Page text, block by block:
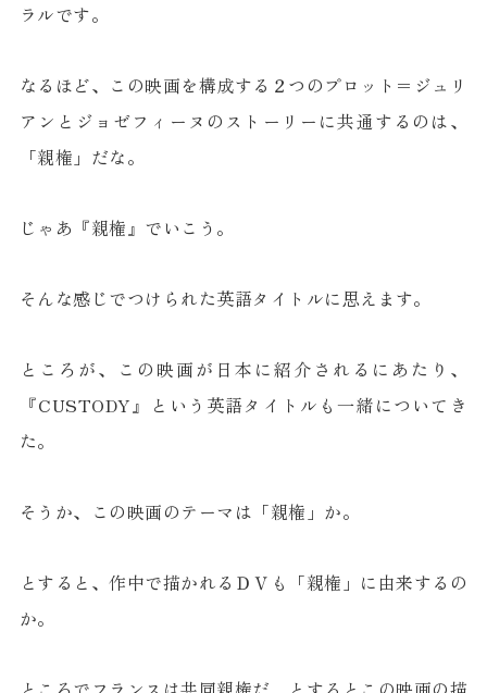
ラルです。
なるほど、この映画を構成する２つのプロット＝ジュリ
アンとジョゼフィーヌのストーリーに共通するのは、
「親権」だな。
じゃあ『親権』でいこう。
そんな感じでつけられた英語タイトルに思えます。
ところが、この映画が日本に紹介されるにあたり、
『CUSTODY』という英語タイトルも一緒についてき
た。
そうか、この映画のテーマは「親権」か。
とすると、作中で描かれるＤＶも「親権」に由来するの
か。